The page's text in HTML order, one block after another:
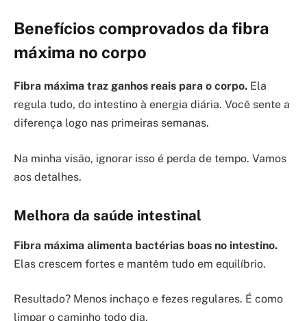
Benefícios comprovados da fibra
máxima no corpo
Fibra máxima traz ganhos reais para o corpo. Ela
regula tudo, do intestino à energia diária. Você sente a
diferença logo nas primeiras semanas.
Na minha visão, ignorar isso é perda de tempo. Vamos
aos detalhes.
Melhora da saúde intestinal
Fibra máxima alimenta bactérias boas no intestino.
Elas crescem fortes e mantêm tudo em equilíbrio.
Resultado? Menos inchaço e fezes regulares. É como
limpar o caminho todo dia.